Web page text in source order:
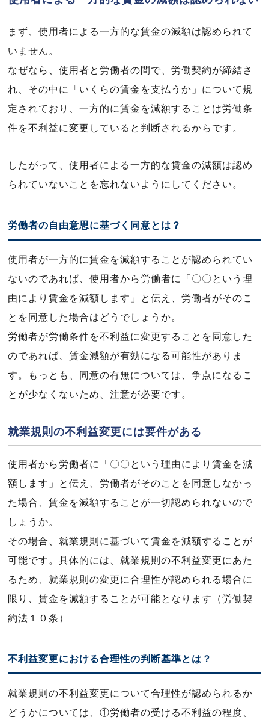
まず、使用者による一方的な賃金の減額は認められて
いません。
なぜなら、使用者と労働者の間で、労働契約が締結さ
れ、その中に「いくらの賃金を支払うか」について規
定されており、一方的に賃金を減額することは労働条
件を不利益に変更していると判断されるからです。
したがって、使用者による一方的な賃金の減額は認め
られていないことを忘れないようにしてください。
労働者の自由意思に基づく同意とは？
使用者が一方的に賃金を減額することが認められてい
ないのであれば、使用者から労働者に「〇〇という理
由により賃金を減額します」と伝え、労働者がそのこ
とを同意した場合はどうでしょうか。
労働者が労働条件を不利益に変更することを同意した
のであれば、賃金減額が有効になる可能性がありま
す。もっとも、同意の有無については、争点になるこ
とが少なくないため、注意が必要です。
就業規則の不利益変更には要件がある
使用者から労働者に「〇〇という理由により賃金を減
額します」と伝え、労働者がそのことを同意しなかっ
た場合、賃金を減額することが一切認められないので
しょうか。
その場合、就業規則に基づいて賃金を減額することが
可能です。具体的には、就業規則の不利益変更にあた
るため、就業規則の変更に合理性が認められる場合に
限り、賃金を減額することが可能となります（労働契
約法１０条）
不利益変更における合理性の判断基準とは？
就業規則の不利益変更について合理性が認められるか
どうかについては、①労働者の受ける不利益の程度、